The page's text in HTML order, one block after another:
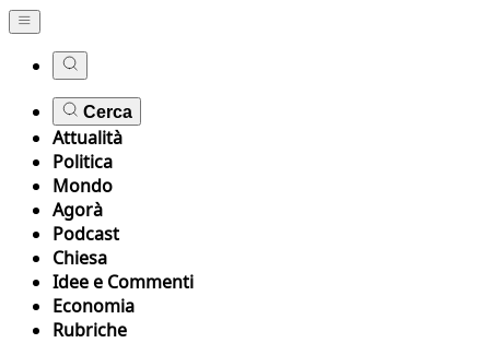
Cerca
Attualità
Politica
Mondo
Agorà
Podcast
Chiesa
Idee e Commenti
Economia
Rubriche